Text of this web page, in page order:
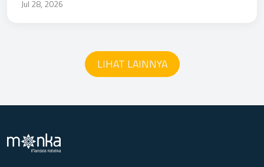
Jul 28, 2026
LIHAT LAINNYA